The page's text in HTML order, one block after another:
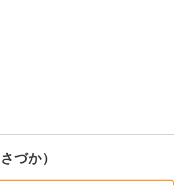
づか）